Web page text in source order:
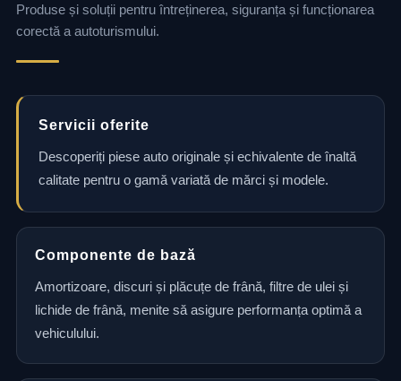
Produse și soluții pentru întreținerea, siguranța și funcționarea
corectă a autoturismului.
Servicii oferite
Descoperiți piese auto originale și echivalente de înaltă
calitate pentru o gamă variată de mărci și modele.
Componente de bază
Amortizoare, discuri și plăcuțe de frână, filtre de ulei și
lichide de frână, menite să asigure performanța optimă a
vehiculului.